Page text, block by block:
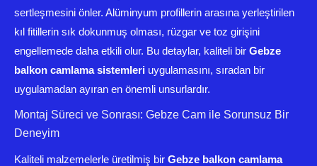
sertleşmesini önler. Alüminyum profillerin arasına yerleştirilen
kıl fitillerin sık dokunmuş olması, rüzgar ve toz girişini
engellemede daha etkili olur. Bu detaylar, kaliteli bir Gebze
balkon camlama sistemleri uygulamasını, sıradan bir
uygulamadan ayıran en önemli unsurlardır.
Montaj Süreci ve Sonrası: Gebze Cam ile Sorunsuz Bir
Deneyim
Kaliteli malzemelerle üretilmiş bir Gebze balkon camlama